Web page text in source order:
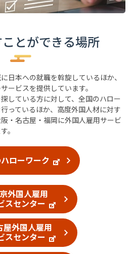
とができる場所
日本への就職を斡旋しているほか、
ービスを提供しています。
している方に対して、全国のハロー
っているほか、高度外国人材に対す
・名古屋・福岡に外国人雇用サービ
。
ローワーク
外国人雇用
スセンター
屋外国人雇用
スセンター